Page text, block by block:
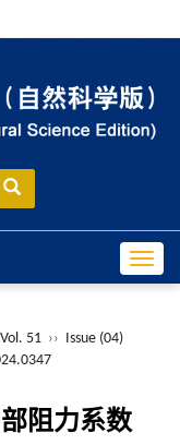
51 ›› Issue (04)
阻力系数